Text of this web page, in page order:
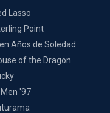
Lasso
Point
Años de Soledad
of the Dragon
'97